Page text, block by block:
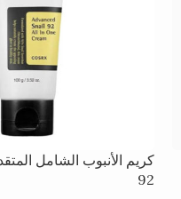
كريم الأنبوب الشامل
92